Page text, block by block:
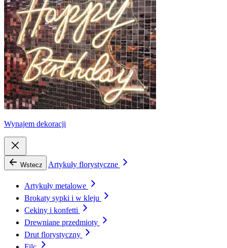
Wynajem dekoracji
Wstecz Artykuły florystyczne
Artykuły metalowe
Brokaty sypki i w kleju
Cekiny i konfetti
Drewniane przedmioty
Drut florystyczny